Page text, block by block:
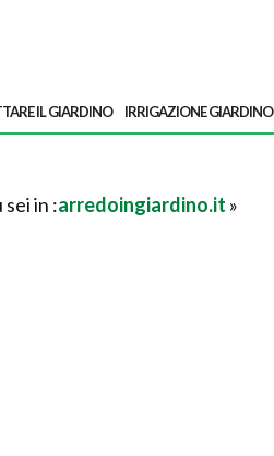
IL GIARDINO IRRIGAZIONE GIARDINO
sei in :arredoingiardino.it »